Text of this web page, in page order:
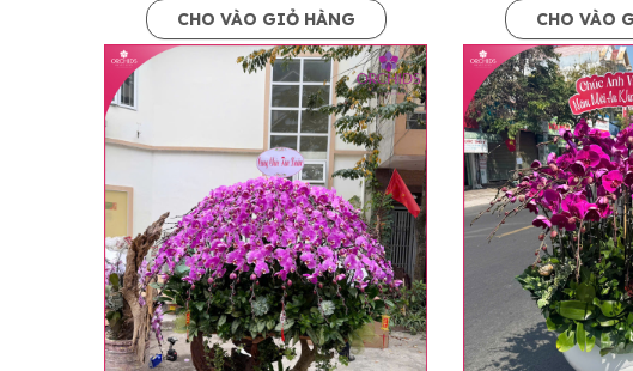
Lưu ý trước khi đặt hàng
• Về cây hoa: Một chậu hoa lan hồ điệp đẹp và
khác nhau đôi chút giữa sản phẩm thực tế và trên
nhiều, nở ít khi shop có sẵn nên sẽ thay đổi về độ
• Về kiểu dáng & phụ kiện: Beautiful Orchids cam
nếu có thay đổi về màu sắc hoa và kiểu chậu cũng
loại hoa và phụ kiện thay thế, vẫn giữ nguyên mức
CHO VÀO GIỎ HÀNG CHO VÀO